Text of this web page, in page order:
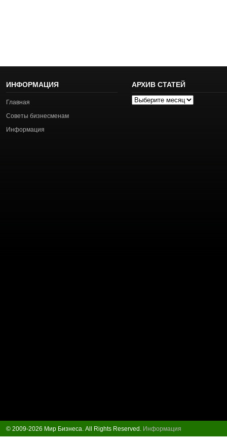
ИНФОРМАЦИЯ
Главная
Советы бизнесменам
Информация
АРХИВ СТАТЕЙ
Архив
© 2009-2026 Мир Бизнеса. All Rights Reserved. Информация